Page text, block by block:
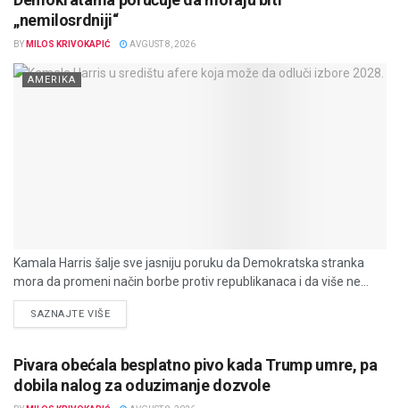
„nemilosrdniji“
BY MILOS KRIVOKAPIĆ AVGUST 8, 2026
AMERIKA
Kamala Harris šalje sve jasniju poruku da Demokratska stranka
mora da promeni način borbe protiv republikanaca i da više ne...
SAZNAJTE VIŠEDETAILS
Pivara obećala besplatno pivo kada Trump umre, pa
dobila nalog za oduzimanje dozvole